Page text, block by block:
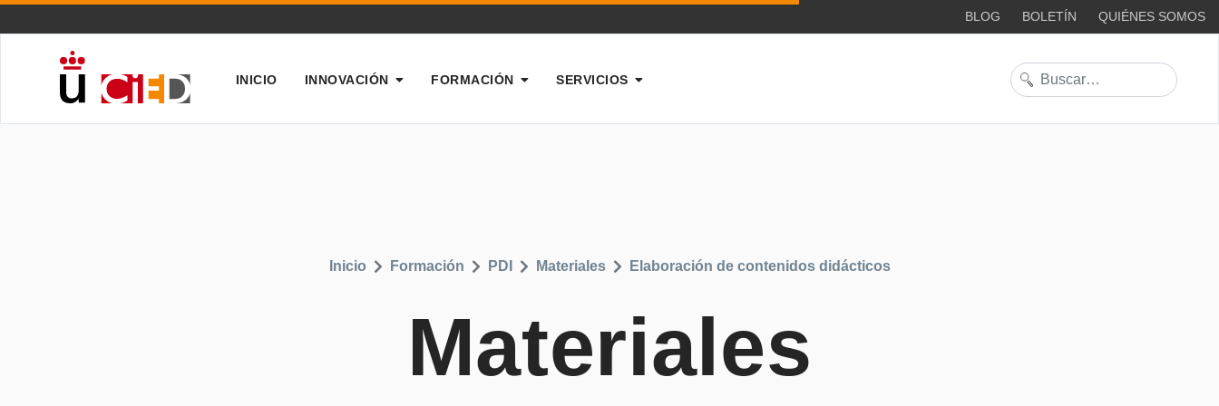
BLOG BOLETÍN QUIÉNES SOMOS
INICIO INNOVACIÓN FORMACIÓN SERVICIOS Buscar
Materiales
Inicio Formación PDI Materiales Elaboración de contenidos didácticos